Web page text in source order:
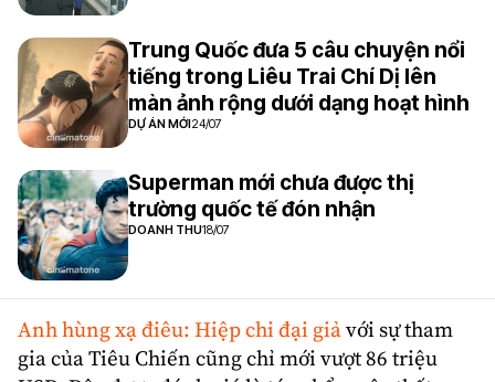
Trung Quốc đưa 5 câu chuyện nổi
tiếng trong Liêu Trai Chí Dị lên
màn ảnh rộng dưới dạng hoạt hình
DỰ ÁN MỚI24/07
Superman mới chưa được thị
trường quốc tế đón nhận
DOANH THU18/07
Anh hùng xạ điêu: Hiệp chi đại giảvới sự tham
gia của Tiêu Chiến cũng chỉ mới vượt 86 triệu